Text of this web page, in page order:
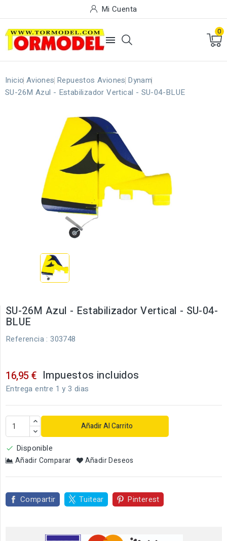
Mi Cuenta

0
Inicio Aviones Repuestos Aviones Dynam
SU-26M Azul - Estabilizador Vertical - SU-04-BLUE
SU-26M Azul - Estabilizador Vertical - SU-04-
BLUE
Referencia : 303748
16,95 € Impuestos incluidos
Entrega entre 1 y 3 dias
Añadir Al Carrito
 Disponible
Añadir Comparar Añadir Deseos
Compartir Tuitear Pinterest